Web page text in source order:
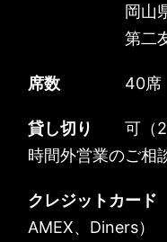
岡山県岡山
第二友澤
席数 40席
貸し切り 可（
時間外営業のご相
クレジットカード
AMEX、Diners）